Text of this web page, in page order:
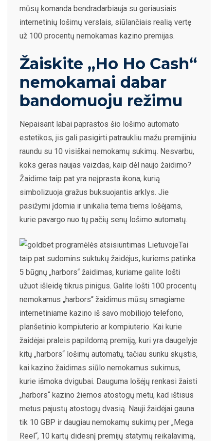
mūsų komanda bendradarbiauja su geriausiais
internetinių lošimų verslais, siūlančiais realią vertę
už 100 procentų nemokamas kazino premijas.
Žaiskite „Ho Ho Cash“
nemokamai dabar
bandomuoju režimu
Nepaisant labai paprastos šio lošimo automato
estetikos, jis gali pasigirti patraukliu mažu premijiniu
raundu su 10 visiškai nemokamų sukimų. Nesvarbu,
koks geras naujas vaizdas, kaip dėl naujo žaidimo?
Žaidime taip pat yra neįprasta ikona, kurią
simbolizuoja gražus buksuojantis arklys. Jie
pasižymi įdomia ir unikalia tema tiems lošėjams,
kurie pavargo nuo tų pačių senų lošimo automatų.
Tai
taip pat sudomins suktukų žaidėjus, kuriems patinka
5 būgnų „harbors“ žaidimas, kuriame galite lošti
užuot išleidę tikrus pinigus. Galite lošti 100 procentų
nemokamus „harbors“ žaidimus mūsų smagiame
internetiniame kazino iš savo mobiliojo telefono,
planšetinio kompiuterio ar kompiuterio. Kai kurie
žaidėjai praleis papildomą premiją, kuri yra daugelyje
kitų „harbors“ lošimų automatų, tačiau sunku skųstis,
kai kazino žaidimas siūlo nemokamus sukimus,
kurie išmoka dvigubai. Dauguma lošėjų renkasi žaisti
„harbors“ kazino žiemos atostogų metu, kad ištisus
metus pajustų atostogų dvasią. Nauji žaidėjai gauna
tik 10 GBP ir daugiau nemokamų sukimų per „Mega
Reel“, 10 kartų didesnį premijų statymų reikalavimą,